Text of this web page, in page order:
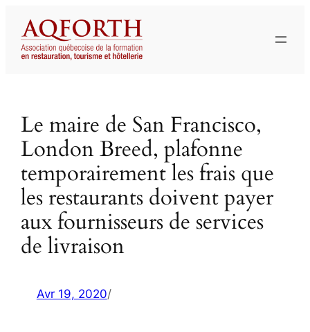
contenu
Le maire de San Francisco,
London Breed, plafonne
temporairement les frais que
les restaurants doivent payer
aux fournisseurs de services
de livraison
Avr 19, 2020/